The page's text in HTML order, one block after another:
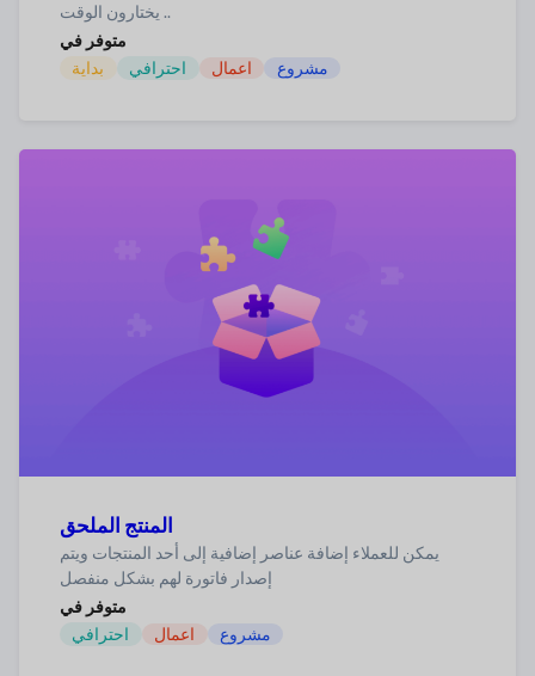
يختارون الوقت ..
متوفر في
بداية
احترافي اعمال مشروع
المنتج الملحق
يمكن للعملاء إضافة عناصر إضافية إلى أحد المنتجات ويتم
إصدار فاتورة لهم بشكل منفصل
متوفر في
احترافي
اعمال مشروع